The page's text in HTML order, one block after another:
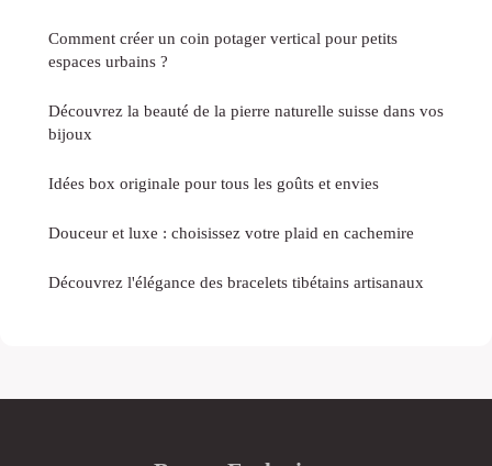
Comment créer un coin potager vertical pour petits
espaces urbains ?
Découvrez la beauté de la pierre naturelle suisse dans vos
bijoux
Idées box originale pour tous les goûts et envies
Douceur et luxe : choisissez votre plaid en cachemire
Découvrez l'élégance des bracelets tibétains artisanaux